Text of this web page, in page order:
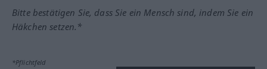
Bitte bestätigen Sie, dass Sie ein Mensch sind, indem Sie ein
Häkchen setzen.*
*Pflichtfeld